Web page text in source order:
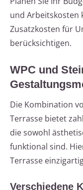
und Arbeitskosten
Zusatzkosten für
berücksichtigen.
WPC und
Die Kombination
Terrasse bietet
die sowohl
funktional sind.
Terrasse
Verschiedene